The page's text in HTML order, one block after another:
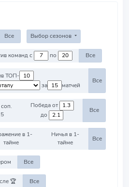
Все Выбор сезонов
Против команд с по Все
ТОП-
за
матчей
Все
Победа от
до
Все
в 1-
тайме
Ничья в 1-
тайме
Все
Все
🏆 Все